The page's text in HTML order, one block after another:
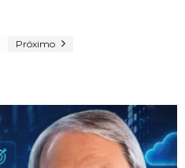
Próximo